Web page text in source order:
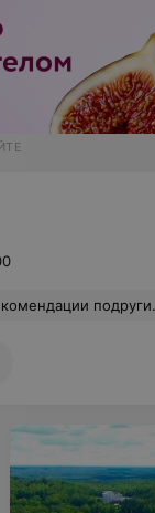
волосы впервые и поэтому очень волновалась за качество! Сделали точно так